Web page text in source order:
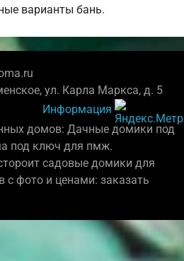
варианты бань.
ул. Карла Маркса, д. 5
Информация
домов: Дачные домики под
под ключ для пмж.
садовые домики для
с фото и ценами: заказать